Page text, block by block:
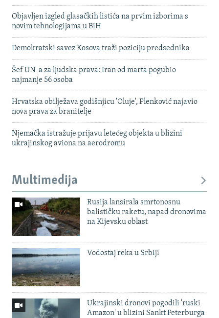
Objavljen izgled glasačkih listića na prvim izborima s
novim tehnologijama u BiH
Demokratski savez Kosova traži poziciju predsednika
Šef UN-a za ljudska prava: Iran od marta pogubio
najmanje 56 osoba
Hrvatska obilježava godišnjicu 'Oluje', Plenković najavio
nova prava za branitelje
Njemačka istražuje prijavu letećeg objekta u blizini
ukrajinskog aviona na aerodromu
Multimedija
Rusija lansirala smrtonosnu
balističku raketu, napad dronovima
na Kijevsku oblast
Vodostaj reka u Srbiji
Ukrajinski dronovi pogodili 'ruski
Amazon' u blizini Sankt Peterburga